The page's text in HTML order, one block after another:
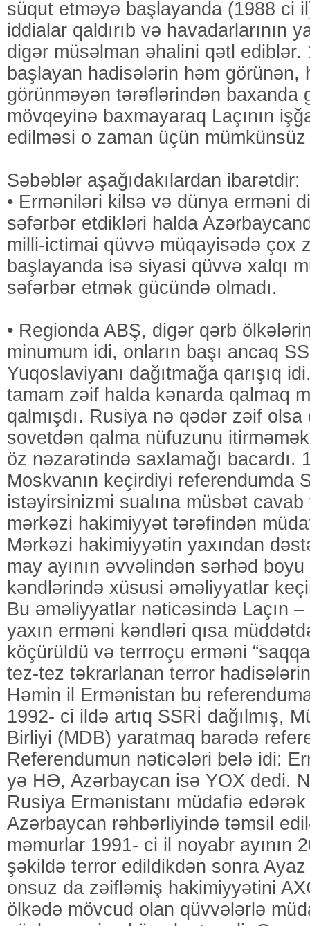
süqut etməyə başlayanda (1988 ci
iddialar qaldırıb və havadarlarının
digər müsəlman əhalini qətl ediblər.
başlayan hadisələrin həm görünən,
görünməyən tərəflərindən baxanda
mövqeyinə baxmayaraq Laçının
edilməsi o zaman üçün
Səbəblər aşağıdakılardan ibarətdir:
• Erməniləri kilsə və dünya erməni
səfərbər etdikləri halda
milli-ictimai qüvvə müqayisədə çox
başlayanda isə siyasi qüvvə xalqı
səfərbər etmək gücündə olmadı.
• Regionda ABŞ, digər qərb
minumum idi, onların başı ancaq
Yuqoslaviyanı dağıtmağa qarışıq
tamam zəif halda kənarda qalmaq
qalmışdı. Rusiya nə qədər zəif
sovetdən qalma nüfuzunu
öz nəzarətində saxlamağı bacardı.
Moskvanın keçirdiyi referendumda
istəyirsinizmi sualına müsbət
mərkəzi hakimiyyət tərəfindən
Mərkəzi hakimiyyətin yaxından
may ayının əvvəlindən sərhəd
kəndlərində xüsusi əməliyyatlar
Bu əməliyyatlar nəticəsində Laçın
yaxın erməni kəndləri qısa
köçürüldü və terrroçu erməni
tez-tez təkrarlanan terror
Həmin il Ermənistan bu
1992- ci ildə artıq SSRİ dağılmış,
Birliyi (MDB) yaratmaq barədə
Referendumun nəticələri belə idi:
yə HƏ, Azərbaycan isə YOX dedi.
Rusiya Ermənistanı müdafiə edərək
Azərbaycan rəhbərliyində təmsil
məmurlar 1991- ci il noyabr ayının
şəkildə terror edildikdən sonra
onsuz da zəifləmiş hakimiyyətini
ölkədə mövcud olan qüvvələrlə